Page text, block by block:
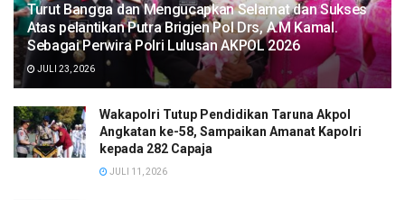
Turut Bangga dan Mengucapkan Selamat dan Sukses
Atas pelantikan Putra Brigjen Pol Drs, A.M Kamal.
Sebagai Perwira Polri Lulusan AKPOL 2026
JULI 23, 2026
Wakapolri Tutup Pendidikan Taruna Akpol
Angkatan ke-58, Sampaikan Amanat Kapolri
kepada 282 Capaja
JULI 11, 2026